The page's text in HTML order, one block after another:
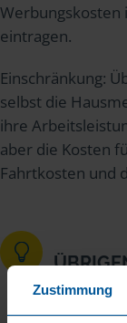
Zustimmung
Werbungskosten
eintragen.
Einschränkung:
selbst die
ihre
aber die Kosten
Fahrtkosten und
Wäre